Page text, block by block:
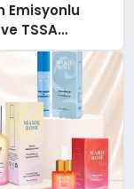
Emisyonlu
TSSA